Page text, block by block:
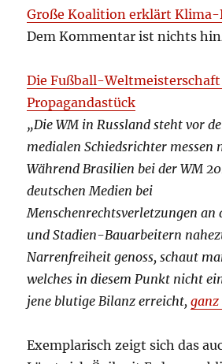
Große Koalition erklärt
Dem Kommentar ist nichts
Die Fußball-
Propagandastück
„Die WM in Russland steht vor
medialen Schiedsrichter messen
Während Brasilien bei der WM
deutschen Medien bei
Menschenrechtsverletzungen an
und Stadien-Bauarbeitern
Narrenfreiheit genoss, schaut
welches in diesem Punkt nicht
jene blutige Bilanz erreicht,
Exemplarisch zeigt sich das